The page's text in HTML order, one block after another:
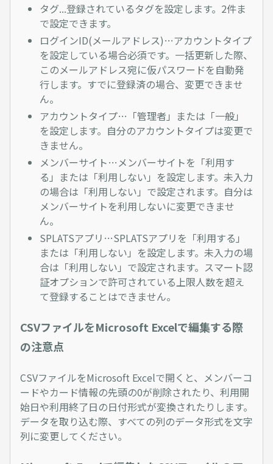
タグ...登録されているタグを設定します。2件ま
で設定できます。
ログインID(メールアドレス)…アカウントタイプ
を設定している場合必須です。一括更新した際、
このメールアドレス宛に仮パスワードを自動発
行します。すでに登録済の場合、変更できませ
ん。
アカウントタイプ…「管理者」または「一般」
を設定します。自分のアカウントタイプは変更で
きません。
メンバーサイト…メンバーサイトを「利用す
る」または「利用しない」を設定します。未入力
の場合は「利用しない」で設定されます。自分は
メンバーサイトを利用しないに変更できませ
ん。
SPLATSアプリ…SPLATSアプリを「利用する」
または「利用しない」を設定します。未入力の場
合は「利用しない」で設定されます。スマート認
証オプションで許可されている上限人数を超え
て登録することはできません。
CSVファイルをMicrosoft Excelで編集する際
の注意点
CSVファイルをMicrosoft Excelで開くと、メンバーコ
ードやカード情報の先頭の0が削除されたり、利用開
始日や利用終了日の日付形式が変換されたりします。
データを取り込む際、すべての列のデータ形式を文字
列に変更してください。